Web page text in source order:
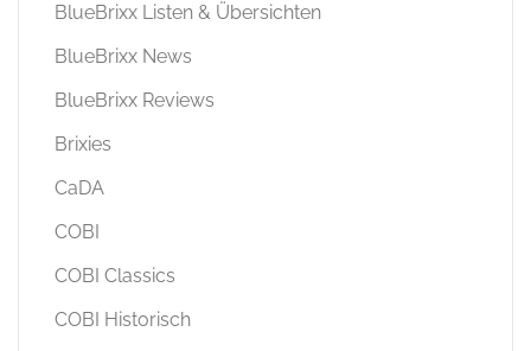
BlueBrixx Listen & Übersichten
BlueBrixx News
BlueBrixx Reviews
Brixies
CaDA
COBI
COBI Classics
COBI Historisch